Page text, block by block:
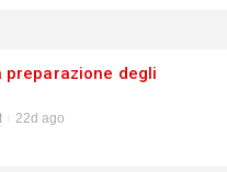
preparazione degli
22d ago